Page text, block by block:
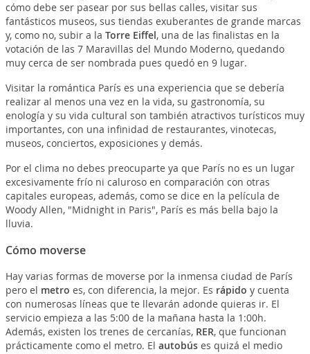
cómo debe ser pasear por sus bellas calles, visitar sus
fantásticos museos, sus tiendas exuberantes de grande marcas
y, como no, subir a la Torre Eiffel, una de las finalistas en la
votación de las 7 Maravillas del Mundo Moderno, quedando
muy cerca de ser nombrada pues quedó en 9 lugar.
Visitar la romántica París es una experiencia que se debería
realizar al menos una vez en la vida, su gastronomía, su
enología y su vida cultural son también atractivos turísticos muy
importantes, con una infinidad de restaurantes, vinotecas,
museos, conciertos, exposiciones y demás.
Por el clima no debes preocuparte ya que París no es un lugar
excesivamente frío ni caluroso en comparación con otras
capitales europeas, además, como se dice en la película de
Woody Allen, "Midnight in Paris", París es más bella bajo la
lluvia.
Cómo moverse
Hay varias formas de moverse por la inmensa ciudad de París
pero el metro es, con diferencia, la mejor. Es rápido y cuenta
con numerosas líneas que te llevarán adonde quieras ir. El
servicio empieza a las 5:00 de la mañana hasta la 1:00h.
Además, existen los trenes de cercanías, RER, que funcionan
prácticamente como el metro. El autobúses quizá el medio